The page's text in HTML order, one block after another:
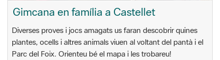
Gimcana en família a Castellet
Diverses proves i jocs amagats us faran descobrir quines
plantes, ocells i altres animals viuen al voltant del pantà i el
Parc del Foix. Orienteu bé el mapa i les trobareu!